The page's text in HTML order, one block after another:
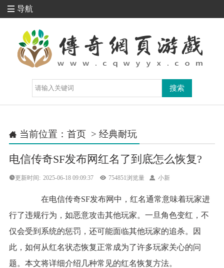
 导航
 当前位置： 首页 > 经典耐玩
电信传奇SF发布网红名了到底怎么恢复?
更新时间: 2025-06-18 09:09:37  754851浏览量  小新
在电信传奇SF发布网中，红名通常意味着玩家进
行了违规行为，如恶意攻击其他玩家。一旦角色变红，不
仅会受到系统的惩罚，还可能面临其他玩家的追杀。因
此，如何从红名状态恢复正常成为了许多玩家关心的问
题。本文将详细介绍几种常见的红名恢复方法。